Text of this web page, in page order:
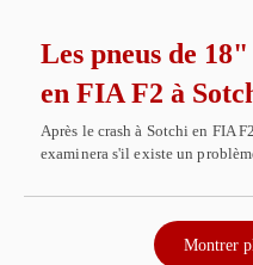
Les pneus de
en FIA F2 à
Après le crash à Sotchi en FIA
examinera s'il existe un
Montrer